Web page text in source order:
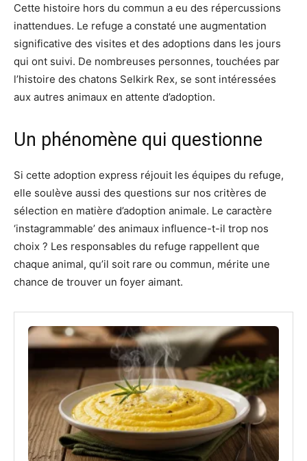
Cette histoire hors du commun a eu des répercussions
inattendues. Le refuge a constaté une augmentation
significative des visites et des adoptions dans les jours
qui ont suivi. De nombreuses personnes, touchées par
l’histoire des chatons Selkirk Rex, se sont intéressées
aux autres animaux en attente d’adoption.
Un phénomène qui questionne
Si cette adoption express réjouit les équipes du refuge,
elle soulève aussi des questions sur nos critères de
sélection en matière d’adoption animale. Le caractère
‘instagrammable’ des animaux influence-t-il trop nos
choix ? Les responsables du refuge rappellent que
chaque animal, qu’il soit rare ou commun, mérite une
chance de trouver un foyer aimant.